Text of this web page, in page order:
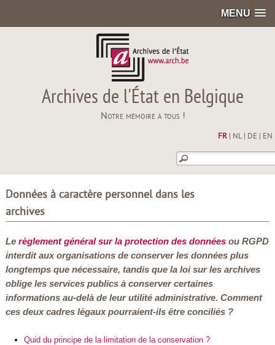
MENU
Archives de l'État en Belgique
Notre mémoire à tous !
FR| NL| DE EN
Données à caractère personnel dans les
archives
Le règlement général sur la protection des donnéesou RGPD
interdit aux organisations de conserver les données plus
longtemps que nécessaire, tandis que la loi sur les archives
oblige les services publics à conserver certaines
informations au-delà de leur utilité administrative. Comment
ces deux cadres légaux pourraient-ils être conciliés ?
Quid du principe de la limitation de la conservation ?